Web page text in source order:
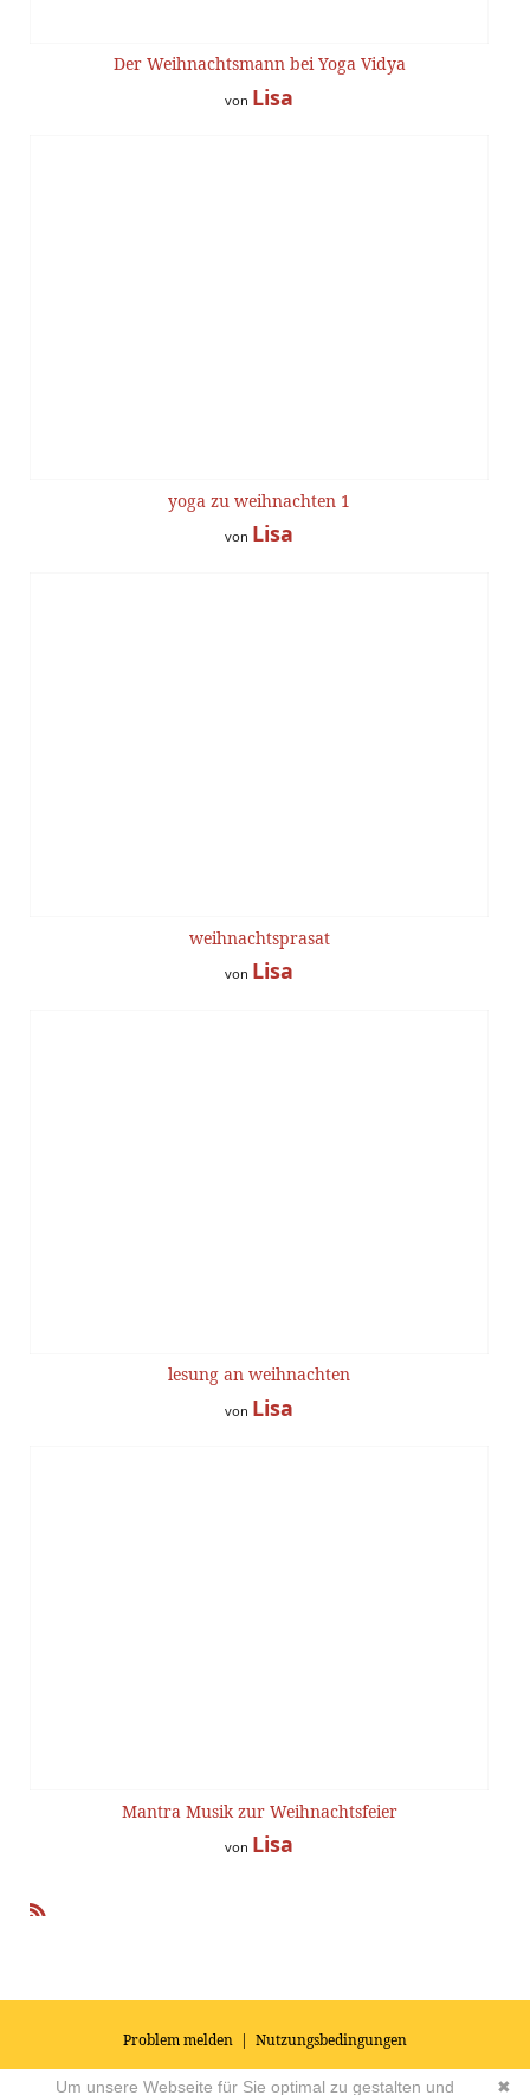
Der Weihnachtsmann bei Yoga Vidya
von Lisa
yoga zu weihnachten 1
von Lisa
weihnachtsprasat
von Lisa
lesung an weihnachten
von Lisa
Mantra Musik zur Weihnachtsfeier
von Lisa
Problem melden | Nutzungsbedingungen
© 2026Impressum|Datenschutz|AGB's| Yoga Vidya Community -
✖
Um unsere Webseite für Sie optimal zu gestalten und